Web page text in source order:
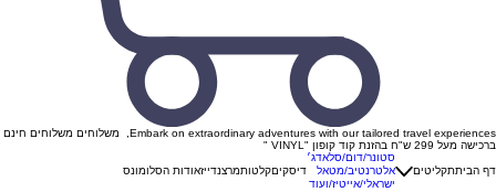
Embark on extraordinary adventures with our tailored travel experiences, משלוחים משלוחים חינם
ברכישה מעל 299 ש"ח בהזנת קוד קופון "VINYL "
דף הביתתקליטים
סטונר/דום/סלאדג׳
אלטרנטיב/מטאל
ישראלי/אייטיז/ועוד
דיסקיםקלטותמרצנדייזאודות הסלומונס